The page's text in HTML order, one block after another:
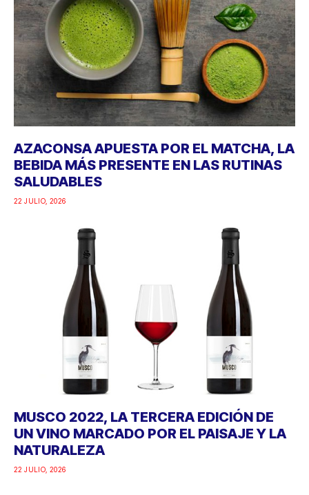
AZACONSA APUESTA POR EL MATCHA, LA
BEBIDA MÁS PRESENTE EN LAS RUTINAS
SALUDABLES
22 JULIO, 2026
MUSCO 2022, LA TERCERA EDICIÓN DE
UN VINO MARCADO POR EL PAISAJE Y LA
NATURALEZA
22 JULIO, 2026